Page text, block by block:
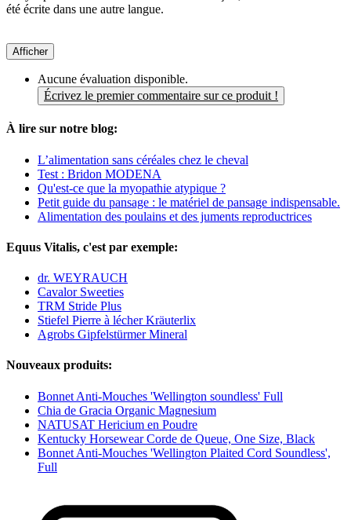
été écrite dans une autre langue.
Afficher
Aucune évaluation disponible.
Écrivez le premier commentaire sur ce produit !
À lire sur notre blog:
L’alimentation sans céréales chez le cheval
Test : Bridon MODENA
Qu'est-ce que la myopathie atypique ?
Petit guide du pansage : le matériel de pansage indispensable.
Alimentation des poulains et des juments reproductrices
Equus Vitalis, c'est par exemple:
dr. WEYRAUCH
Cavalor Sweeties
TRM Stride Plus
Stiefel Pierre à lécher Kräuterlix
Agrobs Gipfelstürmer Mineral
Nouveaux produits:
Bonnet Anti-Mouches 'Wellington soundless' Full
Chia de Gracia Organic Magnesium
NATUSAT Hericium en Poudre
Kentucky Horsewear Corde de Queue, One Size, Black
Bonnet Anti-Mouches 'Wellington Plaited Cord Soundless',
Full